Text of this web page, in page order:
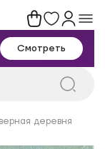
Смотреть
деревня